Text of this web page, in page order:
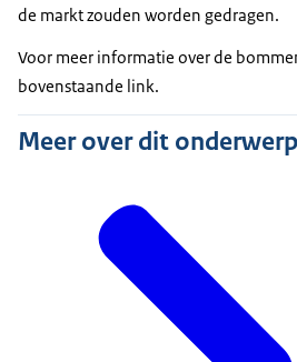
de markt zouden worden gedragen.
Voor meer informatie over de
bovenstaande link.
Meer over dit onderwerp